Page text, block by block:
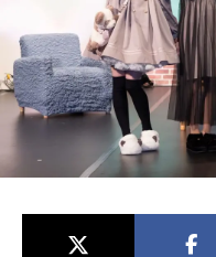
アニメ記事一覧
アニメ映画一覧
今期アニメ曜日別一覧
男性声優/女性声優一覧